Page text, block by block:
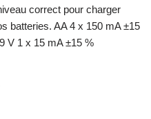
correct pour charger
batteries. AA 4 x 150 mA ±15
V 1 x 15 mA ±15 %